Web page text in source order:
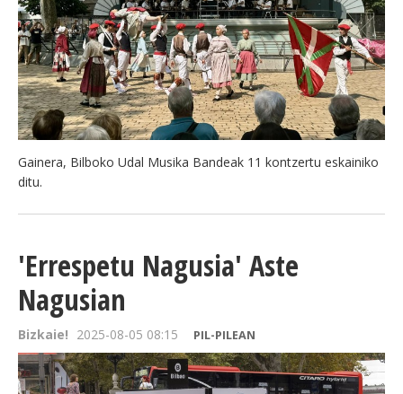
Gainera, Bilboko Udal Musika Bandeak 11 kontzertu eskainiko
ditu.
'Errespetu Nagusia' Aste
Nagusian
Bizkaie! 2025-08-05 08:15 PIL-PILEAN